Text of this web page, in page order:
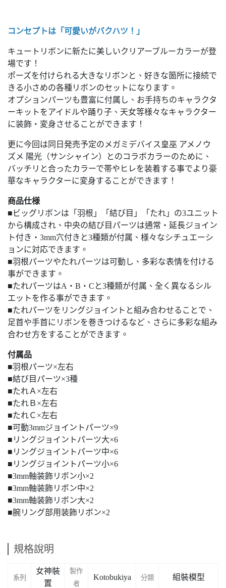
コンセプトは「可愛いがバクハツ！」
キュートリボンに新たに美しいクリアーブルーカラーが登
場です！
ポーズを付けられる大きなリボンと、好きな箇所に接続で
きる小さめの各種リボンのセットになります。
オプションパーツも豊富に付属し、お手持ちのキャラクタ
ーキットをアイドルや踊り子、天女等様々なキャラクター
に装飾・変身させることができます！
更に今回は同日発売予定のメガミデバイス皇巫 アメノウ
ズメ 陽光（サンシャイン）とのコラボカラーのために、
バッチリと合ったカラーで帯やヒレを装着する事でより豪
華なキャラクターに変身することができます！
商品仕様
■ビッグリボンは「羽根」「結び目」「たれ」の3ユニット
から構成され、中央の結び目パーツは通常・延長ジョイン
ト付き・3mm穴付きと3種類が付属、様々なシチュエーシ
ョンに対応できます。
■羽根パーツやたれパーツは可動し、多彩な表情を付ける
事ができます。
■たれパーツはA・B・Cと3種類が付属、全く異なるシル
エットを作る事ができます。
■たれパーツをリングジョイントと組み合わせることで、
足首や手首にリボンを巻きつけるなど、さらに多彩な組み
合わせ方をすることができます。
付属品
■羽根パーツ×左右
■結び目パーツ×3種
■たれＡ×左右
■たれＢ×左右
■たれＣ×左右
■可動3mmジョイントパーツ×9
■リングジョイントパーツ大×6
■リングジョイントパーツ中×6
■リングジョイントパーツ小×6
■3mm軸装飾リボン小×2
■3mm軸装飾リボン中×2
■3mm軸装飾リボン大×2
■腕リング部用装飾リボン×2
規格說明
系列
女神裝
置
製作
者
Kotobukiya 分類 組裝模型